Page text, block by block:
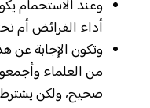
وعند الاستحمام
أداء الفرائض أم
وتكون الإجابة عن
من العلماء
صحيح، ولكن